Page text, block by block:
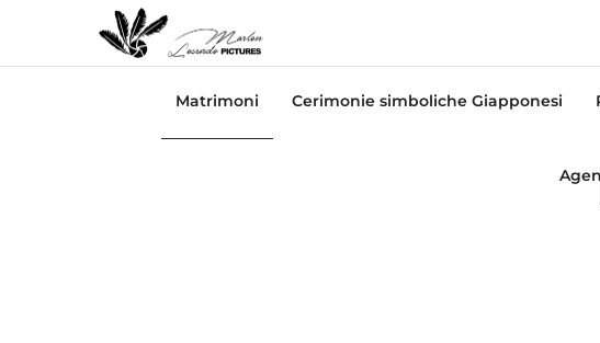
Matrimoni Cerimonie simboliche Giapponesi